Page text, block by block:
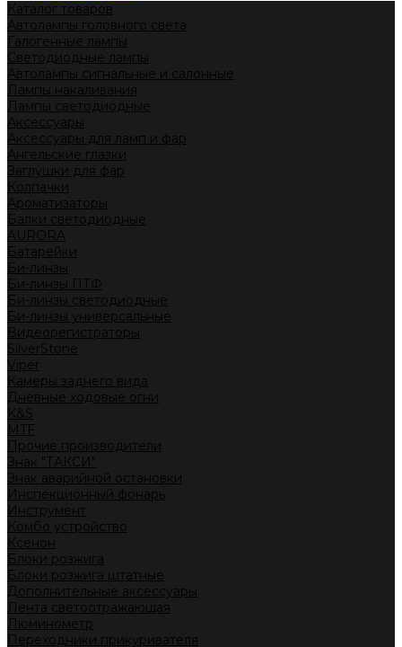
Каталог товаров
Автолампы головного света
Галогенные лампы
Светодиодные лампы
Автолампы сигнальные и салонные
Лампы накаливания
Лампы светодиодные
Аксессуары
Аксессуары для ламп и фар
Ангельские глазки
Заглушки для фар
Колпачки
Ароматизаторы
Балки светодиодные
AURORA
Батарейки
Би-линзы
Би-линзы ПТФ
Би-линзы светодиодные
Би-линзы универсальные
Видеорегистраторы
SilverStone
Viper
Камеры заднего вида
Дневные ходовые огни
K&S
MTF
Прочие производители
Знак "ТАКСИ"
Знак аварийной остановки
Инспекционный фонарь
Инструмент
Комбо устройство
Ксенон
Блоки розжига
Блоки розжига штатные
Дополнительные аксессуары
Лента светоотражающая
Люминометр
Переходники прикуривателя